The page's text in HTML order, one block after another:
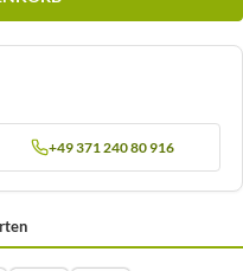
+49 371 240 80 916